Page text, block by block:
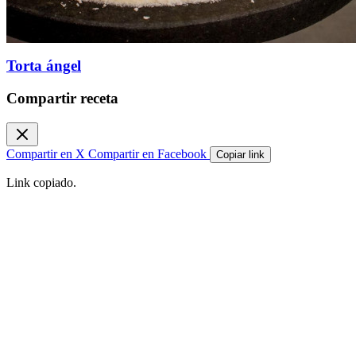
Torta ángel
Compartir receta
Compartir en X Compartir en Facebook Copiar link
Link copiado.